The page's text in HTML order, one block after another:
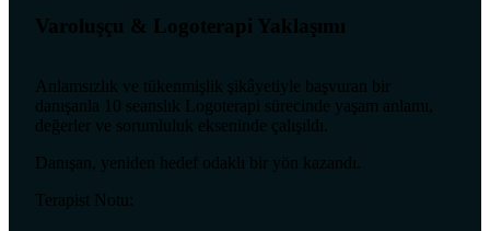
Varoluşçu & Logoterapi Yaklaşımı
Anlamsızlık ve tükenmişlik şikâyetiyle başvuran bir
danışanla 10 seanslık Logoterapi sürecinde yaşam anlamı,
değerler ve sorumluluk ekseninde çalışıldı.
Danışan, yeniden hedef odaklı bir yön kazandı.
Terapist Notu: